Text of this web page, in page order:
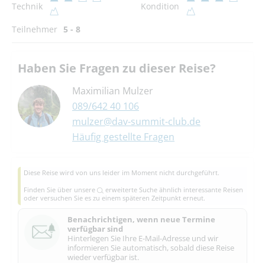
Technik Kondition
Teilnehmer 5 - 8
Haben Sie Fragen zu dieser Reise?
Maximilian Mulzer
089/642 40 106
mulzer@dav-summit-club.de
Häufig gestellte Fragen
Diese Reise wird von uns leider im Moment nicht durchgeführt.
Finden Sie über unsere
erweiterte Suche ähnlich interessante Reisen
oder versuchen Sie es zu einem späteren Zeitpunkt erneut.
Benachrichtigen, wenn neue Termine
verfügbar sind
Hinterlegen Sie Ihre E-Mail-Adresse und wir
informieren Sie automatisch, sobald diese Reise
wieder verfügbar ist.